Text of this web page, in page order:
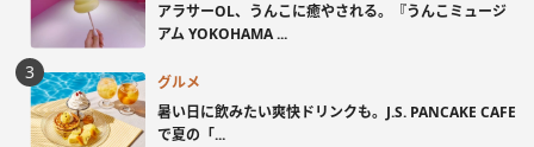
アラサーOL、うんこに癒やされる。『うんこミュージ
アム YOKOHAMA ...
グルメ
暑い日に飲みたい爽快ドリンクも。J.S. PANCAKE CAFE
で夏の「...